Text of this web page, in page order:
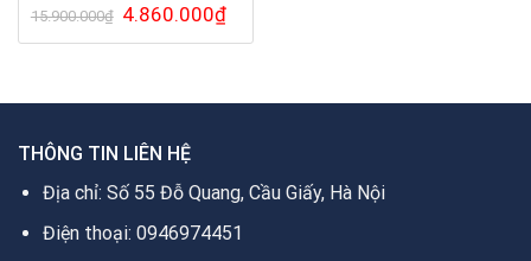
15.900.000₫
Giá
gốc
là:
4.860.000₫Giá
hiện
tại
THÔNG TIN LIÊN HỆ
Địa chỉ: Số 55 Đỗ Quang, Cầu Giấy, Hà Nội
Điện thoại: 0946974451